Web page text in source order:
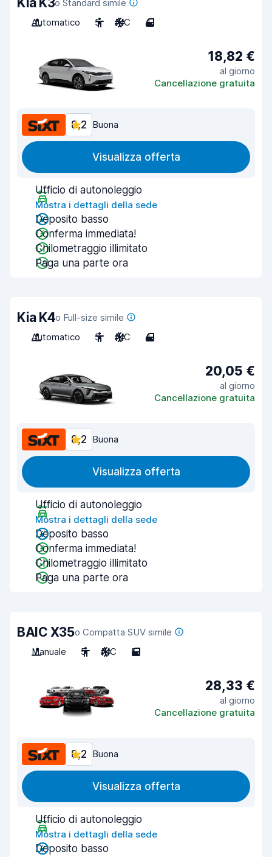
o Standard simile
Automatico
5 A/C 4
18,82 €
al giorno
Cancellazione gratuita
8,2 Buona
Visualizza offerta
Ufficio di autonoleggio
Mostra i dettagli della sede
Deposito basso
Conferma immediata!
Chilometraggio illimitato
Paga una parte ora
Kia K4o Full-size simile
Automatico
5 A/C 4
20,05 €
al giorno
Cancellazione gratuita
8,2 Buona
Visualizza offerta
Ufficio di autonoleggio
Mostra i dettagli della sede
Deposito basso
Conferma immediata!
Chilometraggio illimitato
Paga una parte ora
BAIC X35o Compatta SUV simile
Manuale
5 A/C 5
28,33 €
al giorno
Cancellazione gratuita
8,2 Buona
Visualizza offerta
Ufficio di autonoleggio
Mostra i dettagli della sede
Deposito basso